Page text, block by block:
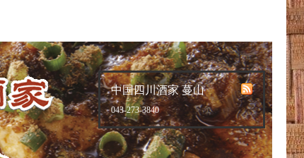
中国四川酒家 蔓山
043-273-3840